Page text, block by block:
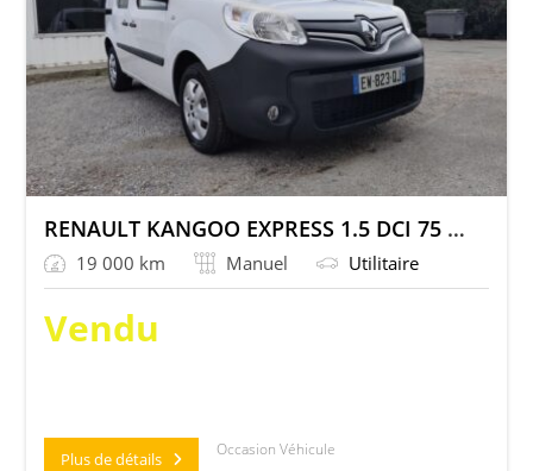
RENAULT KANGOO EXPRESS 1.5 DCI 75 ENERGY E6 GRAND CONFORT
19 000 km Manuel Utilitaire
Vendu
Plus de détails Occasion Véhicule